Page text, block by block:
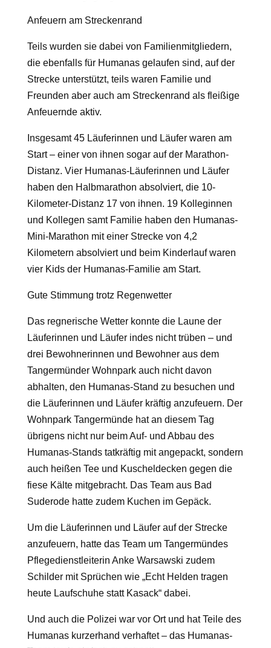
Anfeuern am Streckenrand
Teils wurden sie dabei von Familienmitgliedern,
die ebenfalls für Humanas gelaufen sind, auf der
Strecke unterstützt, teils waren Familie und
Freunden aber auch am Streckenrand als fleißige
Anfeuernde aktiv.
Insgesamt 45 Läuferinnen und Läufer waren am
Start – einer von ihnen sogar auf der Marathon-
Distanz. Vier Humanas-Läuferinnen und Läufer
haben den Halbmarathon absolviert, die 10-
Kilometer-Distanz 17 von ihnen. 19 Kolleginnen
und Kollegen samt Familie haben den Humanas-
Mini-Marathon mit einer Strecke von 4,2
Kilometern absolviert und beim Kinderlauf waren
vier Kids der Humanas-Familie am Start.
Gute Stimmung trotz Regenwetter
Das regnerische Wetter konnte die Laune der
Läuferinnen und Läufer indes nicht trüben – und
drei Bewohnerinnen und Bewohner aus dem
Tangermünder Wohnpark auch nicht davon
abhalten, den Humanas-Stand zu besuchen und
die Läuferinnen und Läufer kräftig anzufeuern. Der
Wohnpark Tangermünde hat an diesem Tag
übrigens nicht nur beim Auf- und Abbau des
Humanas-Stands tatkräftig mit angepackt, sondern
auch heißen Tee und Kuscheldecken gegen die
fiese Kälte mitgebracht. Das Team aus Bad
Suderode hatte zudem Kuchen im Gepäck.
Um die Läuferinnen und Läufer auf der Strecke
anzufeuern, hatte das Team um Tangermündes
Pflegedienstleiterin Anke Warsawski zudem
Schilder mit Sprüchen wie „Echt Helden tragen
heute Laufschuhe statt Kasack“ dabei.
Und auch die Polizei war vor Ort und hat Teile des
Humanas kurzerhand verhaftet – das Humanas-